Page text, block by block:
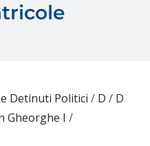
Detinuti Politici / D / D
Gheorghe I /